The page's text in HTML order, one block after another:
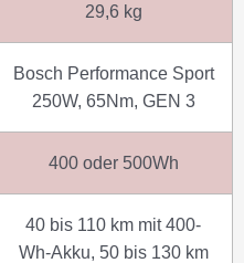
29,6 kg
Bosch Performance Sport
250W, 65Nm, GEN 3
400 oder 500Wh
40 bis 110 km mit 400-
Wh-Akku, 50 bis 130 km